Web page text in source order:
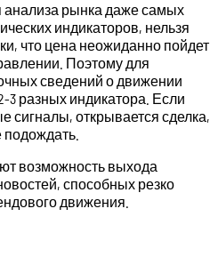
анализа рынка даже самых
индикаторов, нельзя
что цена неожиданно пойдет
Поэтому для
сведений о движении
3 разных индикатора. Если
сигналы, открывается сделка,
возможность выхода
способных резко
движения.